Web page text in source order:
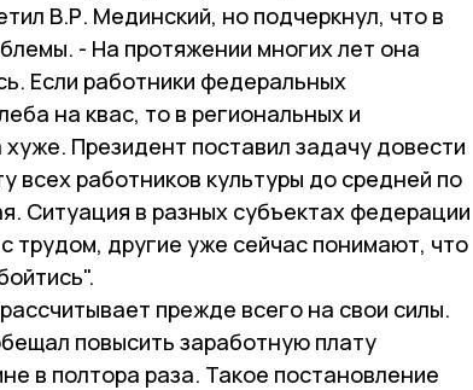
В.Р. Мединский, но подчеркнул, что в
- На протяжении многих лет она
Если работники федеральных
на квас, то в региональных и
Президент поставил задачу довести
всех работников культуры до средней по
Ситуация в разных субъектах федерации
трудом, другие уже сейчас понимают, что
прежде всего на свои силы.
повысить заработную плату
в полтора раза. Такое постановление